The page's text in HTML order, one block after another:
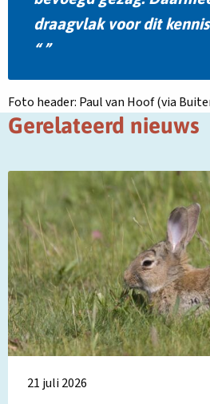
draagvlak voor dit
Foto header: Paul van Hoof (via
Gerelateerd nieuws
21 juli 2026
meer
over
Het
konijn:
zo
bescherm
je
deze
kwetsbare